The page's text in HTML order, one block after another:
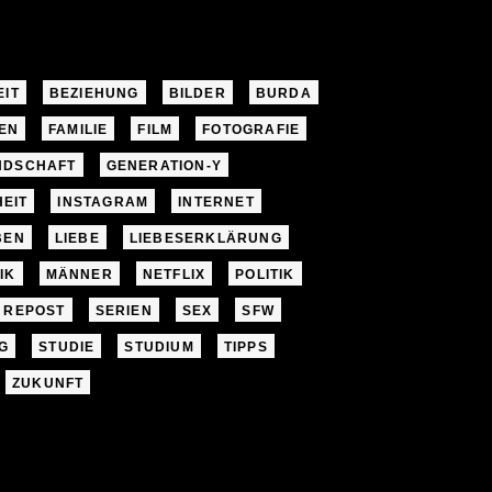
BEZIEHUNG BILDER BURDA
FAMILIE FILM FOTOGRAFIE
GENERATION-Y
INSTAGRAM INTERNET
LIEBE LIEBESERKLÄRUNG
MÄNNER NETFLIX POLITIK
REPOST SERIEN SEX SFW
STUDIE STUDIUM TIPPS
ZUKUNFT